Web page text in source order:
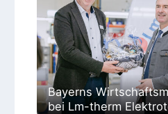
Bayerns
bei Lm-therm